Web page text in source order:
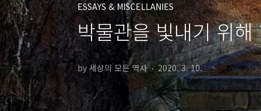
ESSAYS & MISCELLANIES
박물관을 빛내기 위
by 세상의 모든 역사 2020. 3. 10.